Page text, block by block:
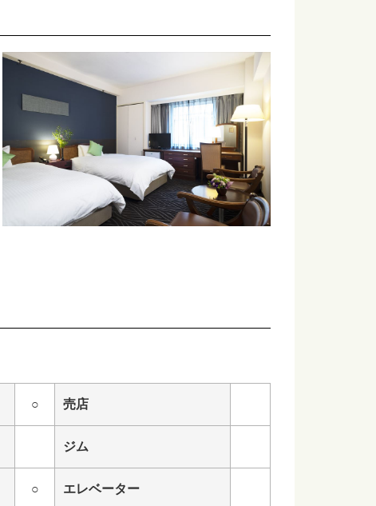
○ 売店
ジム
○ エレベーター